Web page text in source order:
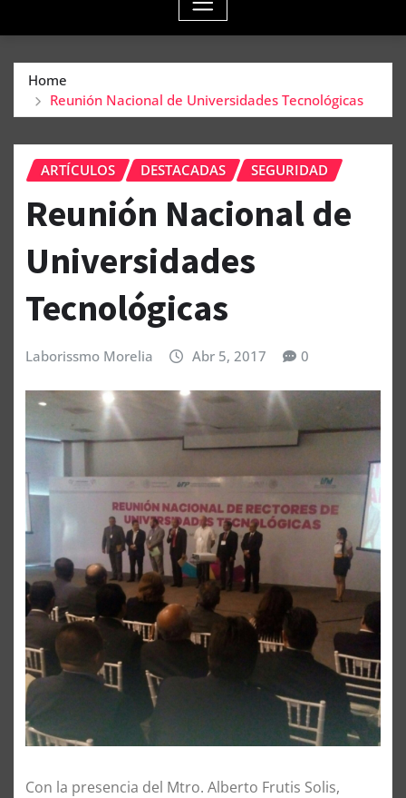
Home
Reunión Nacional de Universidades Tecnológicas
ARTÍCULOS DESTACADAS SEGURIDAD
Reunión Nacional de
Universidades
Tecnológicas
Laborissmo Morelia Abr 5, 2017 0
Con la presencia del Mtro. Alberto Frutis Solis,